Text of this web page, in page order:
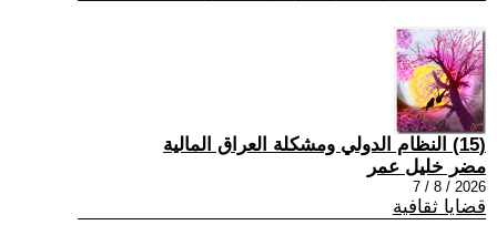
(15) النظام الدولي ومشكلة العراق المالية
مضر خليل عمر
2026 / 8 / 7
قضايا ثقافية